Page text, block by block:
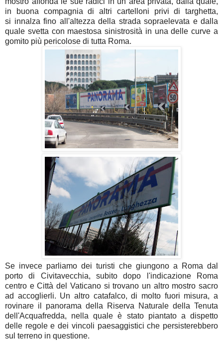
in buona compagnia di altri cartelloni privi di targhetta,
si innalza fino all'altezza della strada sopraelevata e dalla
quale svetta con maestosa sinistrosità in una delle curve a
gomito più pericolose di tutta Roma.
Se invece parliamo dei turisti che giungono a Roma dal
porto di Civitavecchia, subito dopo l'indicazione Roma
centro e Città del Vaticano si trovano un altro mostro sacro
ad accoglierli. Un altro catafalco, di molto fuori misura, a
rovinare il panorama della Riserva Naturale della Tenuta
dell'Acquafredda, nella quale è stato piantato a dispetto
delle regole e dei vincoli paesaggistici che persisterebbero
sul terreno in questione.